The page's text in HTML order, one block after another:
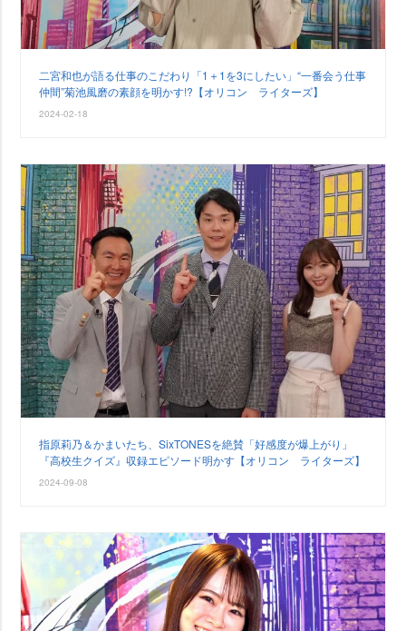
二宮和也が語る仕事のこだわり「1＋1を3にしたい」“一番会う仕事
仲間”菊池風磨の素顔を明かす!?【オリコン ライターズ】
2024-02-18
指原莉乃＆かまいたち、SixTONESを絶賛「好感度が爆上がり」
『高校生クイズ』収録エピソード明かす【オリコン ライターズ】
2024-09-08